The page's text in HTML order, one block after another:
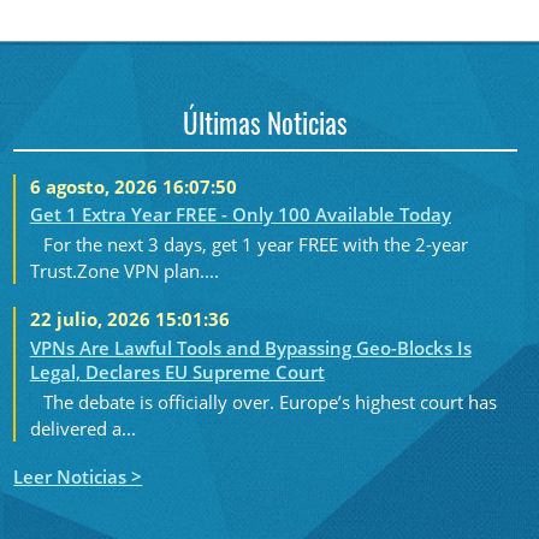
Últimas Noticias
6 agosto, 2026 16:07:50
Get 1 Extra Year FREE - Only 100 Available Today
For the next 3 days, get 1 year FREE with the 2-year
Trust.Zone VPN plan....
22 julio, 2026 15:01:36
VPNs Are Lawful Tools and Bypassing Geo-Blocks Is
Legal, Declares EU Supreme Court
The debate is officially over. Europe’s highest court has
delivered a...
Leer Noticias >